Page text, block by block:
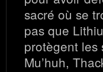
sacré où se
pas que
protègent les
Mu’huh,